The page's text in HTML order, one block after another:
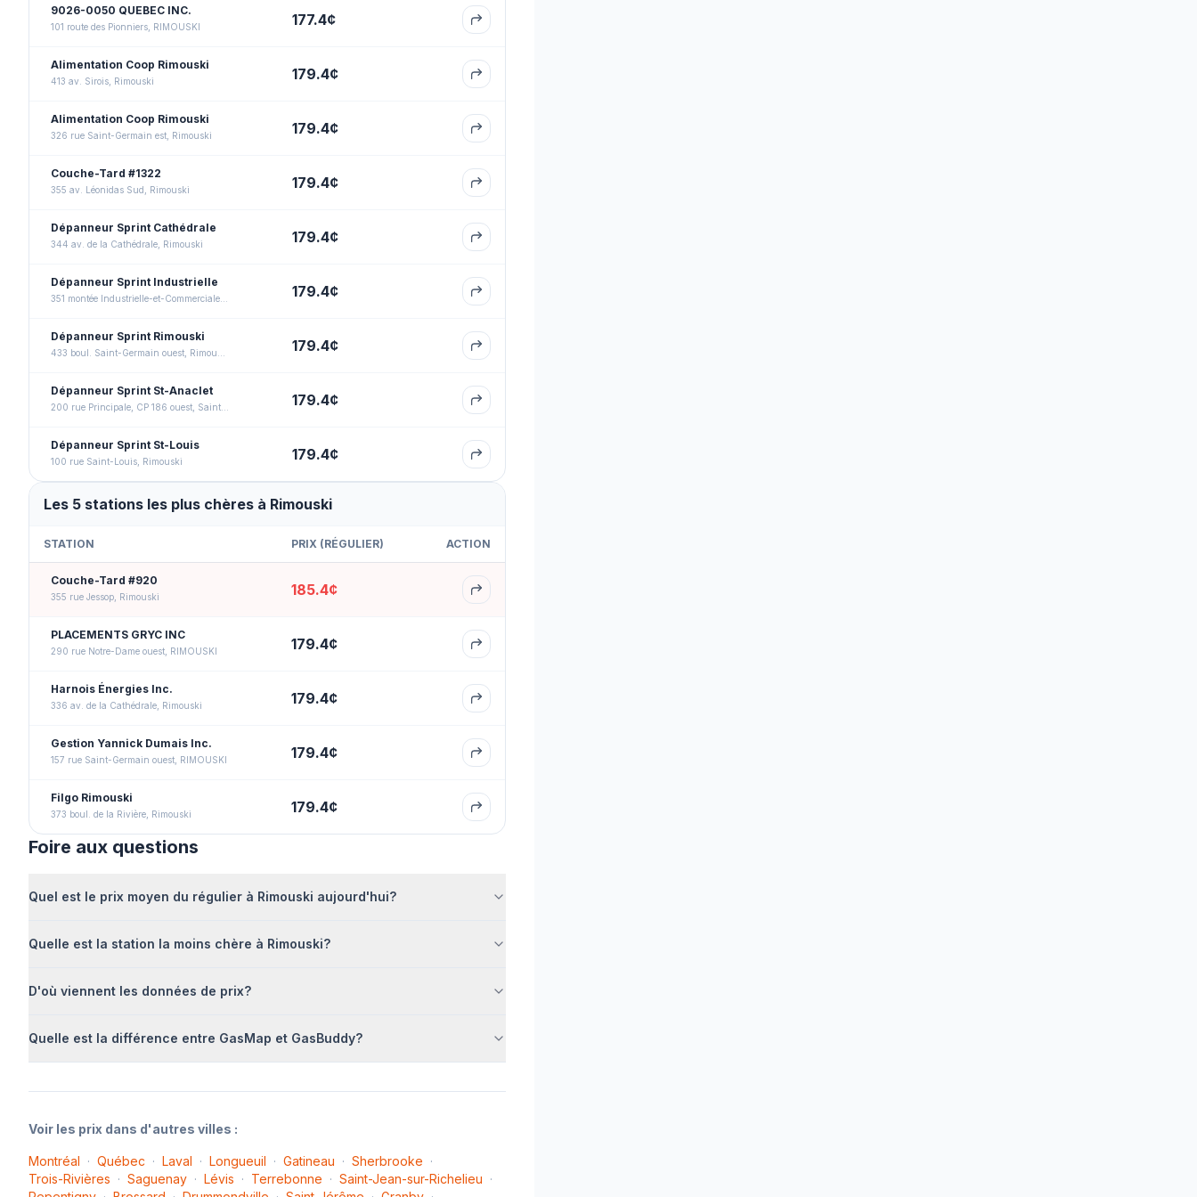
9026-0050 QUEBEC INC.
101 route des Pionniers, RIMOUSKI 177.4¢
Alimentation Coop Rimouski
413 av. Sirois, Rimouski 179.4¢
Alimentation Coop Rimouski
326 rue Saint-Germain est, Rimouski 179.4¢
Couche-Tard #1322
355 av. Léonidas Sud, Rimouski 179.4¢
Dépanneur Sprint Cathédrale
344 av. de la Cathédrale, Rimouski 179.4¢
Dépanneur Sprint Industrielle
179.4¢
Dépanneur Sprint Rimouski
179.4¢
Dépanneur Sprint St-Anaclet
179.4¢
Dépanneur Sprint St-Louis
100 rue Saint-Louis, Rimouski 179.4¢
Les 5 stations les plus chères à Rimouski
STATION PRIX (RÉGULIER) ACTION
Couche-Tard #920
355 rue Jessop, Rimouski 185.4¢
PLACEMENTS GRYC INC
290 rue Notre-Dame ouest, RIMOUSKI 179.4¢
Harnois Énergies Inc.
336 av. de la Cathédrale, Rimouski 179.4¢
Gestion Yannick Dumais Inc.
157 rue Saint-Germain ouest, RIMOUSKI 179.4¢
Filgo Rimouski
373 boul. de la Rivière, Rimouski 179.4¢
Foire aux questions
Quel est le prix moyen du régulier à Rimouski aujourd'hui?
Quelle est la station la moins chère à Rimouski?
D'où viennent les données de prix?
Quelle est la différence entre GasMap et GasBuddy?
Voir les prix dans d'autres villes :
Montréal · Québec · Laval · Longueuil · Gatineau · Sherbrooke ·
Trois-Rivières · Saguenay · Lévis · Terrebonne · Saint-Jean-sur-Richelieu ·